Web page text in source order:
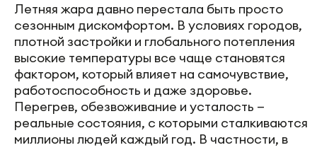
Летняя жара давно перестала быть просто
сезонным дискомфортом. В условиях городов,
плотной застройки и глобального потепления
высокие температуры все чаще становятся
фактором, который влияет на самочувствие,
работоспособность и даже здоровье.
Перегрев, обезвоживание и усталость —
реальные состояния, с которыми сталкиваются
миллионы людей каждый год. В частности, в